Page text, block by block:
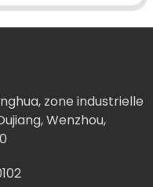
zone industrielle
Wenzhou,